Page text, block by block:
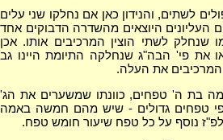
לשתים, והנידון כאן אם נחלקו שני עלים
העליונים היוצאים מהשדרה הדבוקים אחד
שנחלק לשתי הוצין המרכיבים אותו. אכן
את פי' הבה"ג שנחלקה התיומת היינו גב
המרכיבים את העלה.
בת ה' טפחים, כוונתו שמשערים את הג'
טפחים גדולים - שיש מהם חמשה באמה
נוסף על כל טפח שיעור חומש טפח.